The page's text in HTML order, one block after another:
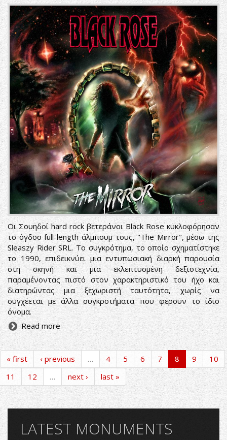
Οι Σουηδοί hard rock βετεράνοι Black Rose κυκλοφόρησαν
το όγδοο full-length άλμπουμ τους, "The Mirror", μέσω της
Sleaszy Rider SRL. Το συγκρότημα, το οποίο σχηματίστηκε
το 1990, επιδεικνύει μια εντυπωσιακή διαρκή παρουσία
στη σκηνή και μια εκλεπτυσμένη δεξιοτεχνία,
παραμένοντας πιστό στον χαρακτηριστικό του ήχο και
διατηρώντας μια ξεχωριστή ταυτότητα, χωρίς να
συγχέεται με άλλα συγκροτήματα που φέρουν το ίδιο
όνομα.
Read more
« first ‹ previous … 4 5 6 7 8 9
10
11
12 … next › last »
LATEST MONUMENTS